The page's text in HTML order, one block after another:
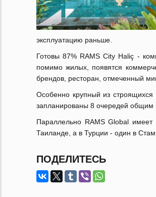
эксплуатацию раньше.
Готовы 87% RAMS City Haliç -
помимо жилых, появятся
брендов, ресторан, отмеченный
Особенно крупный из
запланированы 8 очередей общим
Параллельно RAMS Global имеет
Таиланде, а в Турции - один в
ПОДЕЛИТЕСЬ